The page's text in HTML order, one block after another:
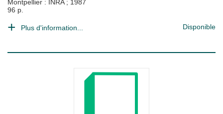
Montpellier : INRA ; 1987
96 p.
Plus d'information... Disponible